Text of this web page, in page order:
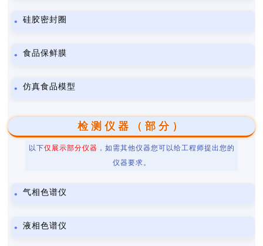
硅胶密封圈
食品保鲜膜
仿真食品模型
检测仪器（部分）
以下仅展示部分仪器 ，如需其他仪器您可以给工程师提出您的
仪器要求。
气相色谱仪
液相色谱仪